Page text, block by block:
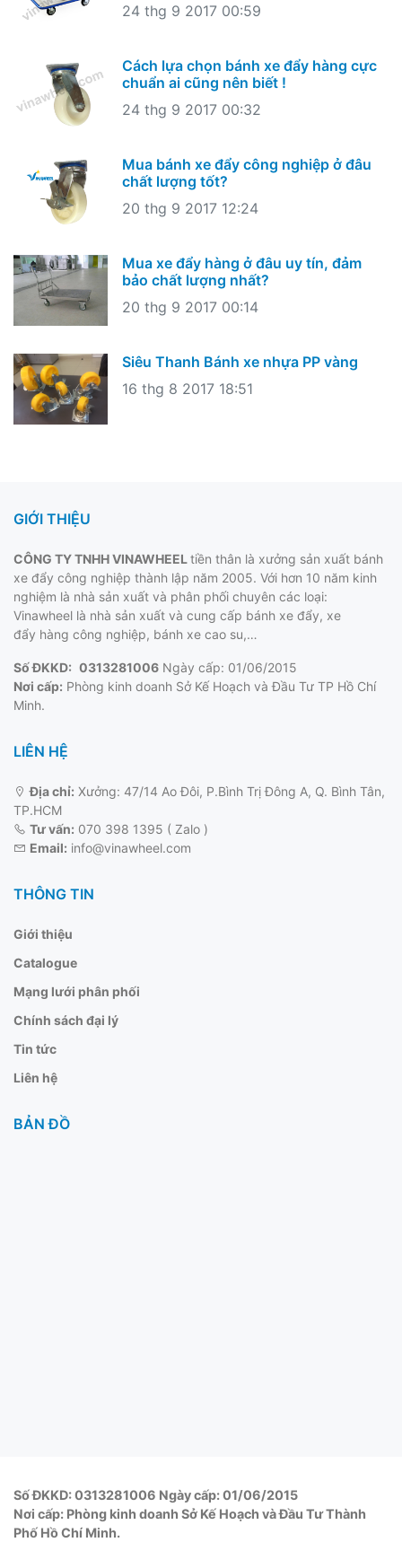
24 thg 9 2017 00:59
Cách lựa chọn bánh xe đẩy hàng cực
chuẩn ai cũng nên biết !
24 thg 9 2017 00:32
Mua bánh xe đẩy công nghiệp ở đâu
chất lượng tốt?
20 thg 9 2017 12:24
Mua xe đẩy hàng ở đâu uy tín, đảm
bảo chất lượng nhất?
20 thg 9 2017 00:14
Siêu Thanh Bánh xe nhựa PP vàng
16 thg 8 2017 18:51
GIỚI THIỆU
CÔNG TY TNHH VINAWHEELtiền thân là xưởng sản xuất bánh
xe đẩy công nghiệp thành lập năm 2005. Với hơn 10 năm kinh
nghiệm là nhà sản xuất và phân phối chuyên các loại:
Vinawheel là nhà sản xuất và cung cấp bánh xe đẩy, xe
đẩy hàng công nghiệp, bánh xe cao su,…
Số ĐKKD: 0313281006 Ngày cấp: 01/06/2015
Nơi cấp: Phòng kinh doanh Sở Kế Hoạch và Đầu Tư TP Hồ Chí
Minh.
LIÊN HỆ
Địa chỉ: Xưởng: 47/14 Ao Đôi, P.Bình Trị Đông A, Q. Bình Tân,
TP.HCM
Tư vấn: 070 398 1395 ( Zalo )
Email: info@vinawheel.com
THÔNG TIN
Giới thiệu
Catalogue
Mạng lưới phân phối
Chính sách đại lý
Tin tức
Liên hệ
BẢN ĐỒ
Số ĐKKD: 0313281006 Ngày cấp: 01/06/2015
Nơi cấp: Phòng kinh doanh Sở Kế Hoạch và Đầu Tư Thành
Phố Hồ Chí Minh.